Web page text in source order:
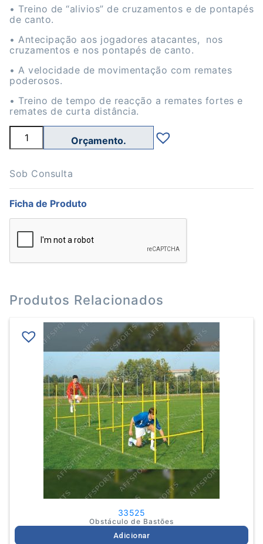
• Treino de “alivios” de cruzamentos e de pontapés
de canto.
• Antecipação aos jogadores atacantes, nos
cruzamentos e nos pontapés de canto.
• A velocidade de movimentação com remates
poderosos.
• Treino de tempo de reacção a remates fortes e
remates de curta distância.
Quantidade
Máquina
treino
Sob Consulta
Ficha de Produto
Produtos Relacionados
33525
Obstáculo de Bastões
Adicionar